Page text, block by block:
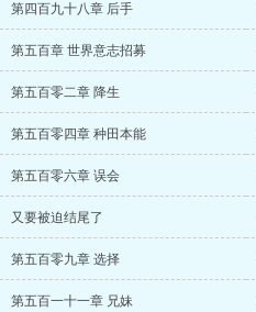
第四百九十八章 后手
第五百章 世界意志招募
第五百零二章 降生
第五百零四章 种田本能
第五百零六章 误会
又要被迫结尾了
第五百零九章 选择
第五百一十一章 兄妹